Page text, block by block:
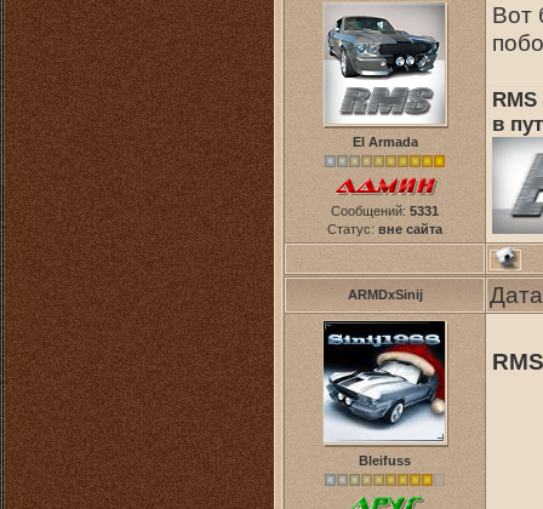
El Armada
Сообщений: 5331
Статус: вне сайта
Вот
в
ARMDxSinij
Bleifuss